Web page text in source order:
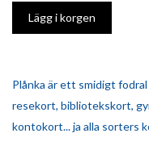
Plånka är ett smidigt
resekort, bibliotekskort,
kontokort... ja alla sorters